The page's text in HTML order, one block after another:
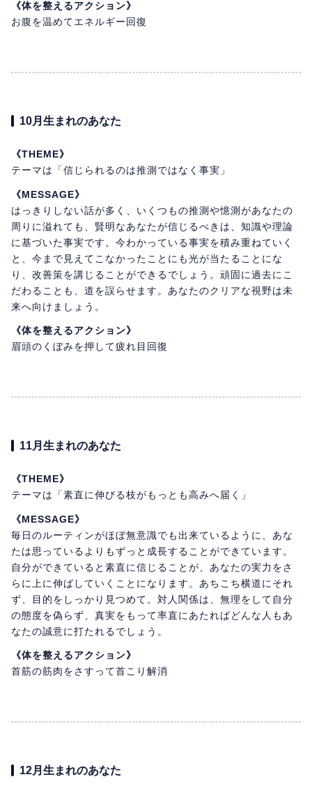
《体を整えるアクション》
お腹を温めてエネルギー回復
10月生まれのあなた
《THEME》
テーマは「信じられるのは推測ではなく事実」
《MESSAGE》
はっきりしない話が多く、いくつもの推測や憶測があなたの
周りに溢れても、賢明なあなたが信じるべきは、知識や理論
に基づいた事実です。今わかっている事実を積み重ねていく
と、今まで見えてこなかったことにも光が当たることにな
り、改善策を講じることができるでしょう。頑固に過去にこ
だわることも、道を誤らせます。あなたのクリアな視野は未
来へ向けましょう。
《体を整えるアクション》
眉頭のくぼみを押して疲れ目回復
11月生まれのあなた
《THEME》
テーマは「素直に伸びる枝がもっとも高みへ届く」
《MESSAGE》
毎日のルーティンがほぼ無意識でも出来ているように、あな
たは思っているよりもずっと成長することができています。
自分ができていると素直に信じることが、あなたの実力をさ
らに上に伸ばしていくことになります。あちこち横道にそれ
ず、目的をしっかり見つめて。対人関係は、無理をして自分
の態度を偽らず、真実をもって率直にあたればどんな人もあ
なたの誠意に打たれるでしょう。
《体を整えるアクション》
首筋の筋肉をさすって首こり解消
12月生まれのあなた